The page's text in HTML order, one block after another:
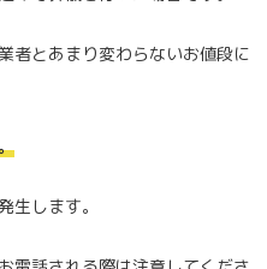
者とあまり変わらないお値段に
生します。